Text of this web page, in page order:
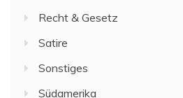
Recht & Gesetz
Satire
Sonstiges
Südamerika